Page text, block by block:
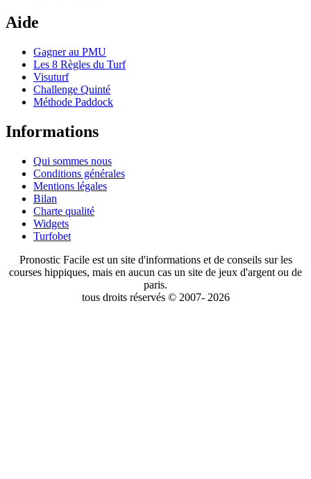
Aide
Gagner au PMU
Les 8 Règles du Turf
Visuturf
Challenge Quinté
Méthode Paddock
Informations
Qui sommes nous
Conditions générales
Mentions légales
Bilan
Charte qualité
Widgets
Turfobet
Pronostic Facile est un site d'informations et de conseils sur les
courses hippiques, mais en aucun cas un site de jeux d'argent ou de
paris.
tous droits réservés © 2007- 2026